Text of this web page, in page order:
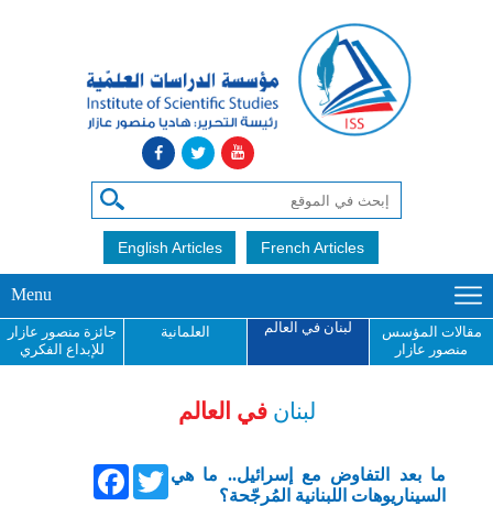
English Articles French Articles
Menu
مقالات المؤسس
منصور عازار
لبنان في العالم العلمانية
جائزة منصور عازار
للإبداع الفكري
لبنان في العالم
FacebookTwitter ما بعد التفاوض مع إسرائيل.. ما هي
السيناريوهات اللبنانية المُرجّحة؟